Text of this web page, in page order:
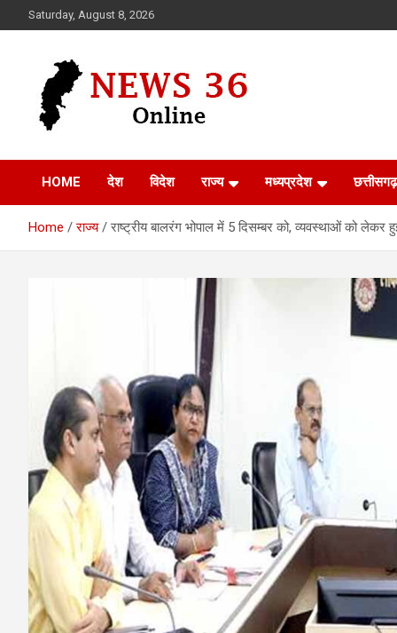
to
Saturday, August 8, 2026
News 36
HOME देश विदेश राज्य मध्यप्रदेश छत्तीसगढ़
Home राज्य राष्ट्रीय बालरंग भोपाल में 5 दिसम्बर को, व्यवस्थाओं को लेकर